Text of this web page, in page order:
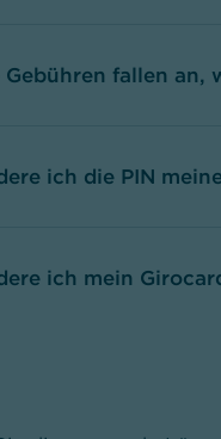
fallen an,
ich die PIN
ich mein